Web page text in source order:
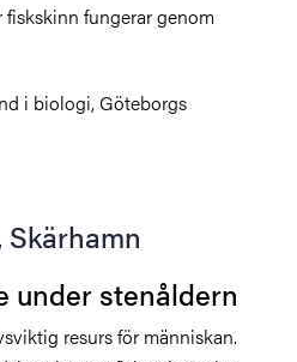
fiskskinn fungerar genom
i biologi, Göteborgs
Skärhamn
under stenåldern
resurs för människan.